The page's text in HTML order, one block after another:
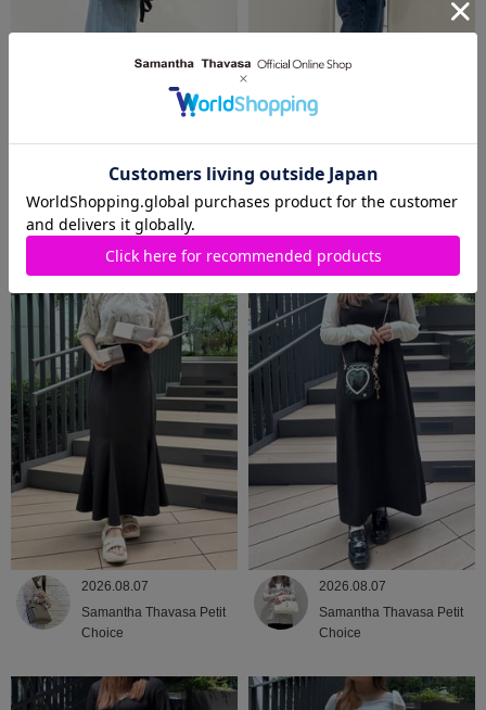
2026.08.08
Samantha Thavasa
2026.08.07
2026.08.07
Samantha Thavasa Petit
Choice
2026.08.07
Samantha Thavasa Petit
Choice